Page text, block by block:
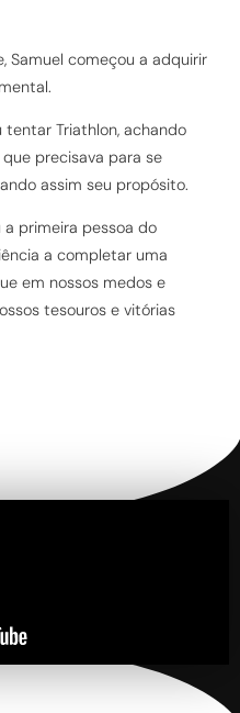
Samuel começou a adquirir
tentar Triathlon, achando
precisava para se
assim seu propósito.
a primeira pessoa do
a completar uma
em nossos medos e
tesouros e vitórias